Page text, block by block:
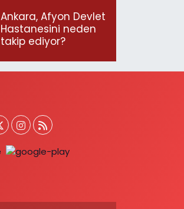
ediyoruz”
Ankara, Afyon Devlet
Hastanesini neden
takip ediyor?